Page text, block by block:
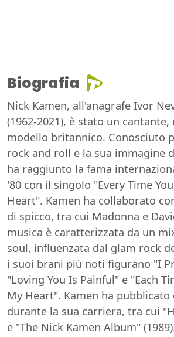
Biografia
Nick Kamen, all'anagrafe Ivor
(1962-2021), è stato un
modello britannico. Conosciuto
rock and roll e la sua immagine
ha raggiunto la fama
'80 con il singolo "Every Time
Heart". Kamen ha collaborato
di spicco, tra cui Madonna e
musica è caratterizzata da un
soul, influenzata dal glam rock
i suoi brani più noti figurano "I
"Loving You Is Painful" e "Each
My Heart". Kamen ha
durante la sua carriera, tra cui
e "The Nick Kamen Album"